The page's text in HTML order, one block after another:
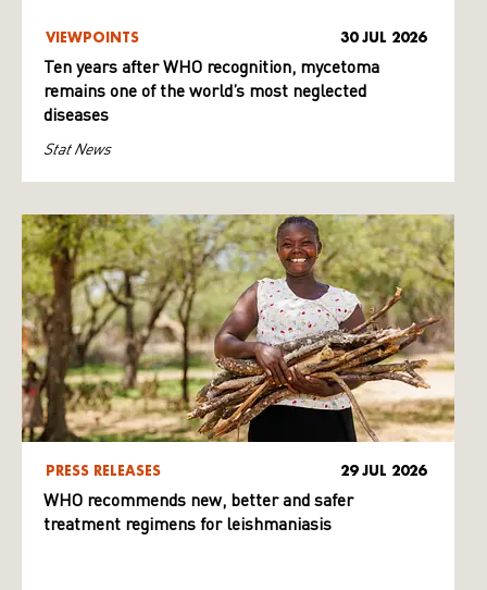
VIEWPOINTS 30 JUL 2026
Ten years after WHO recognition, mycetoma
remains one of the world’s most neglected
diseases
Stat News
PRESS RELEASES 29 JUL 2026
WHO recommends new, better and safer
treatment regimens for leishmaniasis